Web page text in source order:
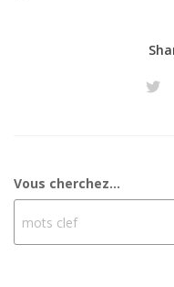
Vous cherchez...